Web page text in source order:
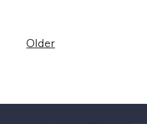
Older